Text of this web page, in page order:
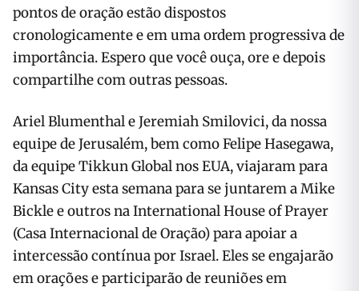
pontos de oração estão dispostos
cronologicamente e em uma ordem progressiva de
importância. Espero que você ouça, ore e depois
compartilhe com outras pessoas.
Ariel Blumenthal e Jeremiah Smilovici, da nossa
equipe de Jerusalém, bem como Felipe Hasegawa,
da equipe Tikkun Global nos EUA, viajaram para
Kansas City esta semana para se juntarem a Mike
Bickle e outros na International House of Prayer
(Casa Internacional de Oração) para apoiar a
intercessão contínua por Israel. Eles se engajarão
em orações e participarão de reuniões em